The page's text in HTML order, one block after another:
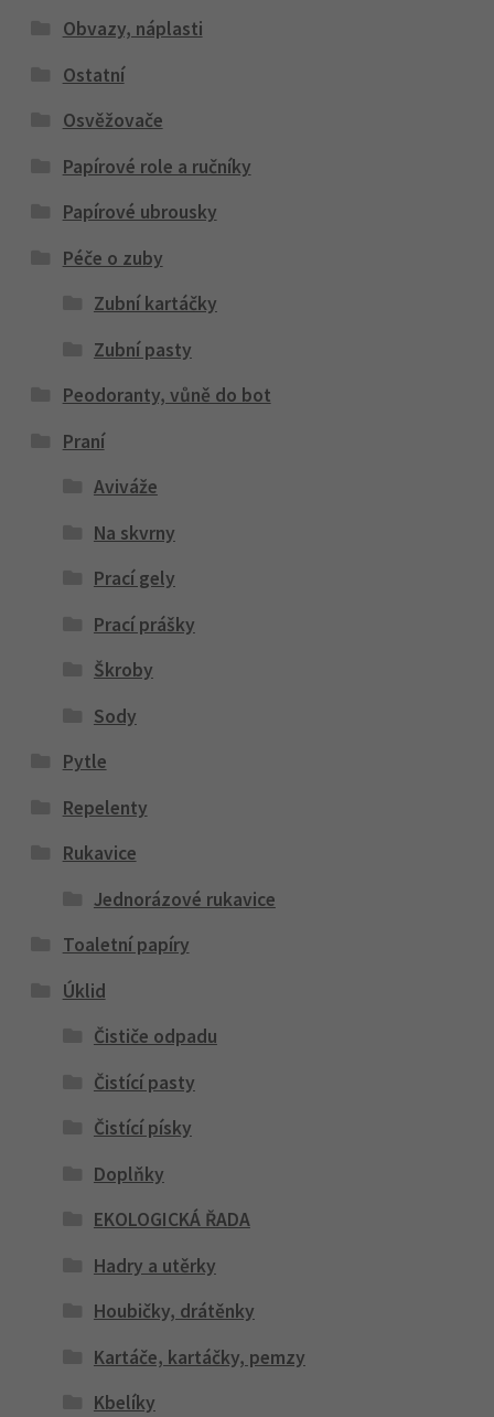
Obvazy, náplasti
Ostatní
Osvěžovače
Papírové role a ručníky
Papírové ubrousky
Péče o zuby
Zubní kartáčky
Zubní pasty
Peodoranty, vůně do bot
Praní
Aviváže
Na skvrny
Prací gely
Prací prášky
Škroby
Sody
Pytle
Repelenty
Rukavice
Jednorázové rukavice
Toaletní papíry
Úklid
Čističe odpadu
Čistící pasty
Čistící písky
Doplňky
EKOLOGICKÁ ŘADA
Hadry a utěrky
Houbičky, drátěnky
Kartáče, kartáčky, pemzy
Kbelíky